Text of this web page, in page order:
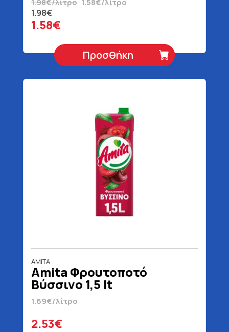
1.98€
1.58€
Προσθήκη
AMITA
Amita Φρουτοποτό
Βύσσινο 1,5 lt
1.69€/λίτρο
2.53€